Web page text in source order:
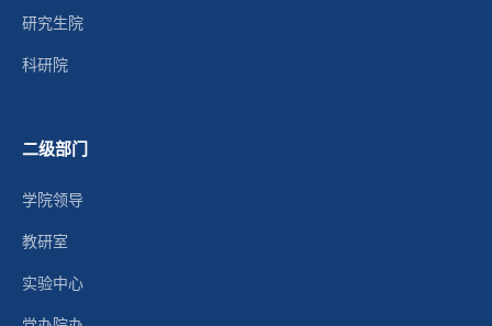
研究生院
科研院
二级部门
学院领导
教研室
实验中心